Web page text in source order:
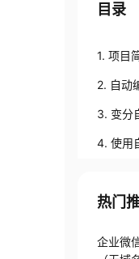
目录
1. 项目
2. 自动
3. 变分
4. 使用
热门
企业微